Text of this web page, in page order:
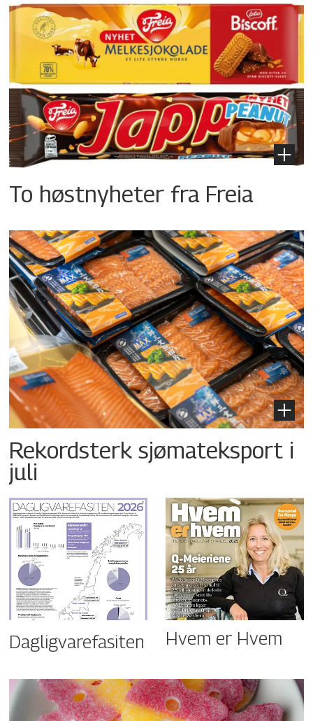
To høstnyheter fra Freia
Rekordsterk sjømateksport i
juli
Dagligvarefasiten Hvem er Hvem